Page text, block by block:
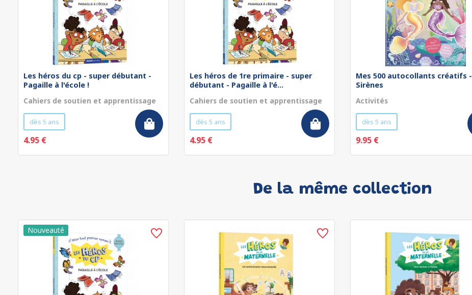
Les héros du cp - super débutant -
Pagaille à l'école !
Cahiers de soutien et apprentissage
dès 5 ans
4.95 €
Les héros de 1re primaire - super
débutant - Pagaille à l'é...
Cahiers de soutien et apprentissage
dès 5 ans
4.95 €
Mes 500 autocollants créatifs -
Sirènes
Activités
dès 5 ans
9.95 €
De la même collection